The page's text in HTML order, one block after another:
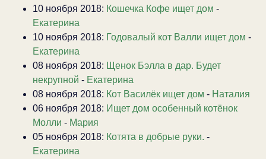
10 ноября 2018: Кошечка Кофе ищет дом -
Екатерина
10 ноября 2018: Годовалый кот Валли ищет дом -
Екатерина
08 ноября 2018: Щенок Бэлла в дар. Будет
некрупной - Екатерина
08 ноября 2018: Кот Василёк ищет дом - Наталия
06 ноября 2018: Ищет дом особенный котёнок
Молли - Мария
05 ноября 2018: Котята в добрые руки. -
Екатерина